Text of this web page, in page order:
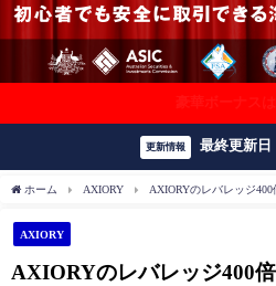
更新情報 最終更新日
ホーム AXIORY AXIORYのレバレッジ
AXIORY
AXIORYのレバレッジ400